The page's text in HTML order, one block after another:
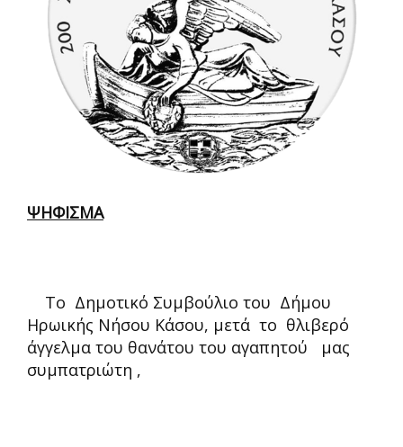
ΨΗΦΙΣΜΑ
Το Δημοτικό Συμβούλιο του Δήμου
Ηρωικής Νήσου Κάσου, μετά το θλιβερό
άγγελμα του θανάτου του αγαπητού μας
συμπατριώτη ,